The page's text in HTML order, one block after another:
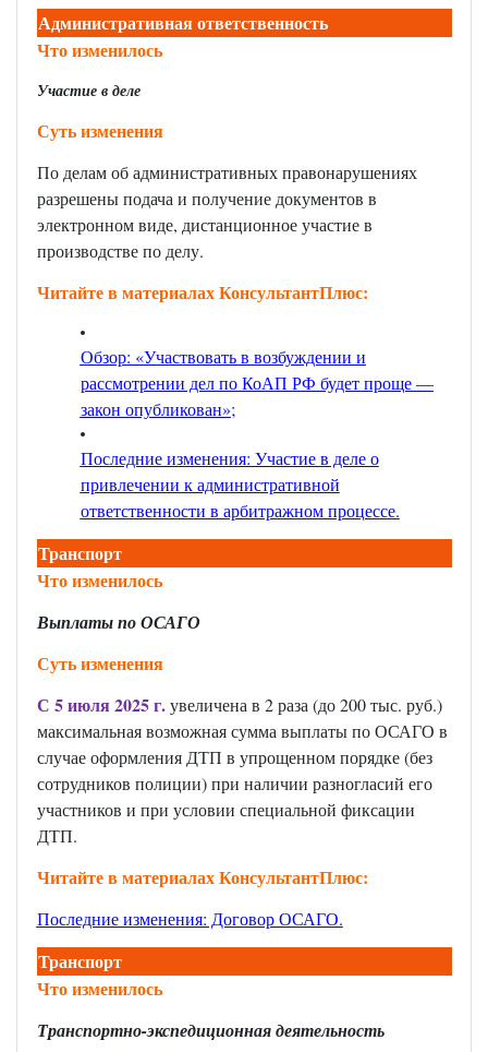
Административная ответственность
Что изменилось
Участие в деле
Суть изменения
По делам об административных правонарушениях
разрешены подача и получение документов в
электронном виде, дистанционное участие в
производстве по делу.
Читайте в материалах КонсультантПлюс:
Обзор: «Участвовать в возбуждении и
рассмотрении дел по КоАП РФ будет проще —
закон опубликован»;
Последние изменения: Участие в деле о
привлечении к административной
ответственности в арбитражном процессе.
Транспорт
Что изменилось
Выплаты по ОСАГО
Суть изменения
С 5 июля 2025 г.увеличена в 2 раза (до 200 тыс. руб.)
максимальная возможная сумма выплаты по ОСАГО в
случае оформления ДТП в упрощенном порядке (без
сотрудников полиции) при наличии разногласий его
участников и при условии специальной фиксации
ДТП.
Читайте в материалах КонсультантПлюс:
Последние изменения: Договор ОСАГО.
Транспорт
Что изменилось
Транспортно-экспедиционная деятельность